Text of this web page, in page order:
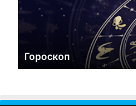
Гороскоп